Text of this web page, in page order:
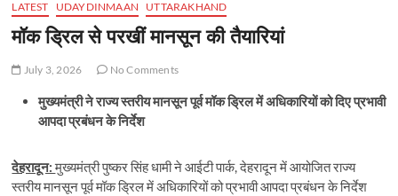
LATEST UDAYDINMAAN UTTARAKHAND
मॉक ड्रिल से परखीं मानसून की तैयारियां
July 3, 2026 No Comments
मुख्यमंत्री ने राज्य स्तरीय मानसून पूर्व मॉक ड्रिल में अधिकारियों को दिए प्रभावी
आपदा प्रबंधन के निर्देश
देहरादून:मुख्यमंत्री पुष्कर सिंह धामी ने आईटी पार्क, देहरादून में आयोजित राज्य
स्तरीय मानसून पूर्व मॉक ड्रिल में अधिकारियों को प्रभावी आपदा प्रबंधन के निर्देश